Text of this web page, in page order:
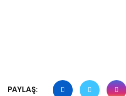
PAYLAŞ: